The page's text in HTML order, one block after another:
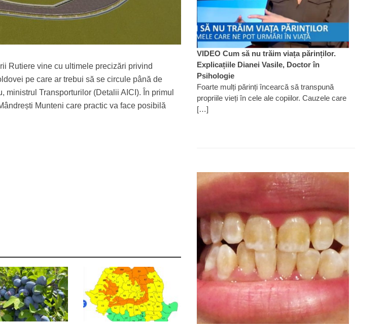
Rutiere vine cu ultimele precizări privind
pe care ar trebui să se circule până de
Transporturilor (Detalii AICI). În primul
Munteni care practic va face posibilă
VIDEO Cum să nu trăim viața părinților.
Explicațiile Dianei Vasile, Doctor în
Psihologie
Foarte mulți părinți încearcă să transpună
propriile vieți în cele ale copiilor. Cauzele care
[…]